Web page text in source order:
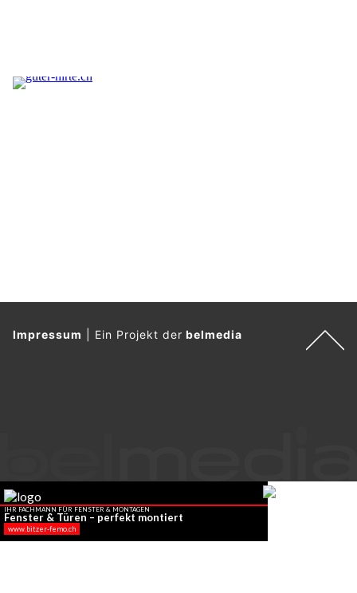
Impressum Ein Projekt derbelmedia